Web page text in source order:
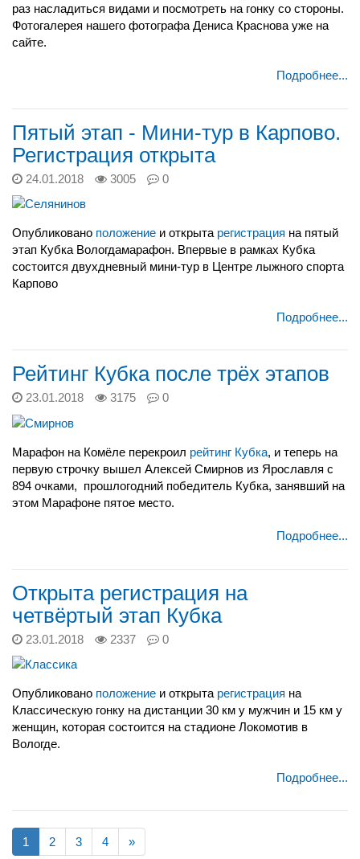
раз насладиться видами и посмотреть на гонку со стороны.
Фотогалерея нашего фотографа Дениса Краснова уже на
сайте.
Подробнее...
Пятый этап - Мини-тур в Карпово.
Регистрация открыта
24.01.2018 3005 0
Опубликовано положение и открыта регистрация на пятый
этап Кубка Вологдамарафон. Впервые в рамках Кубка
состоится двухдневный мини-тур в Центре лыжного спорта
Карпово
Подробнее...
Рейтинг Кубка после трёх этапов
23.01.2018 3175 0
Марафон на Комёле перекроил рейтинг Кубка, и теперь на
первую строчку вышел Алексей Смирнов из Ярославля с
894 очками, прошлогодний победитель Кубка, занявший на
этом Марафоне пятое место.
Подробнее...
Открыта регистрация на
четвёртый этап Кубка
23.01.2018 2337 0
Опубликовано положение и открыта регистрация на
Классическую гонку на дистанции 30 км у мужчин и 15 км у
женщин, которая состоится на стадионе Локомотив в
Вологде.
Подробнее...
1 2 3 4 »